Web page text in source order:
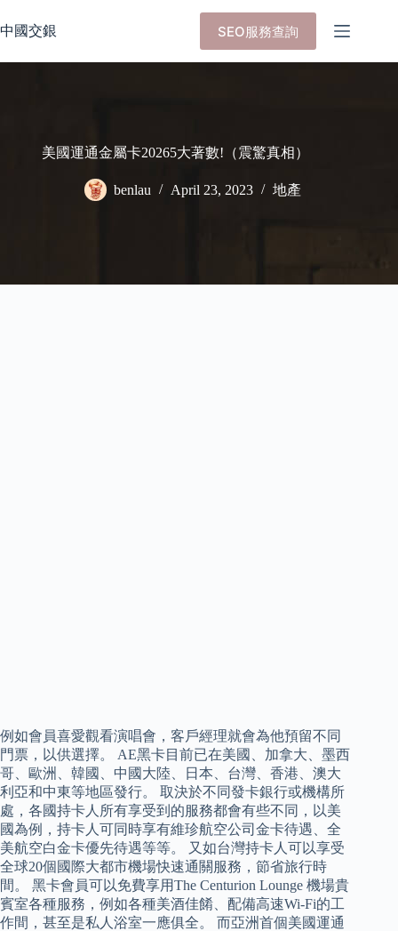
to
content
中國交銀 SEO服務查詢
美國運通金屬卡20265大著數!（震驚真相）
benlau April 23, 2023 地產
例如會員喜愛觀看演唱會，客戶經理就會為他預留不同
門票，以供選擇。 AE黑卡目前已在美國、加拿大、墨西
哥、歐洲、韓國、中國大陸、日本、台灣、香港、澳大
利亞和中東等地區發行。 取決於不同發卡銀行或機構所
處，各國持卡人所有享受到的服務都會有些不同，以美
國為例，持卡人可同時享有維珍航空公司金卡待遇、全
美航空白金卡優先待遇等等。 又如台灣持卡人可以享受
全球20個國際大都市機場快速通關服務，節省旅行時
間。 黑卡會員可以免費享用The Centurion Lounge 機場貴
賓室各種服務，例如各種美酒佳餚、配備高速Wi-Fi的工
作間，甚至是私人浴室一應俱全。 而亞洲首個美國運通